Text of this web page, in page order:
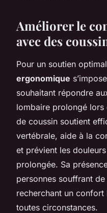
Améliorer le
avec des
Pour un soutien
ergonomique
souhaitant répondre
lombaire prolongé
de coussin soutient
vertébrale, aide à la
et prévient les
prolongée. Sa
personnes souffrant
recherchant un
toutes circonstances.